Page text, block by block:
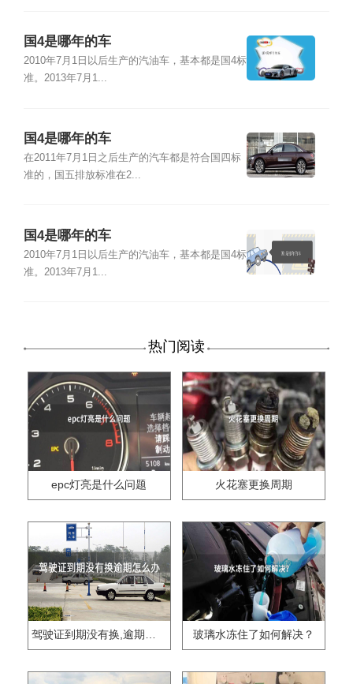
国4是哪年的车
2010年7月1日以后生产的汽油车，基本都是国4标
准。2013年7月1...
国4是哪年的车
在2011年7月1日之后生产的汽车都是符合国四标
准的，国五排放标准在2...
国4是哪年的车
2010年7月1日以后生产的汽油车，基本都是国4标
准。2013年7月1...
热门阅读
epc灯亮是什么问题 火花塞更换周期
驾驶证到期没有换,逾期怎么办?? 玻璃水冻住了如何解决？